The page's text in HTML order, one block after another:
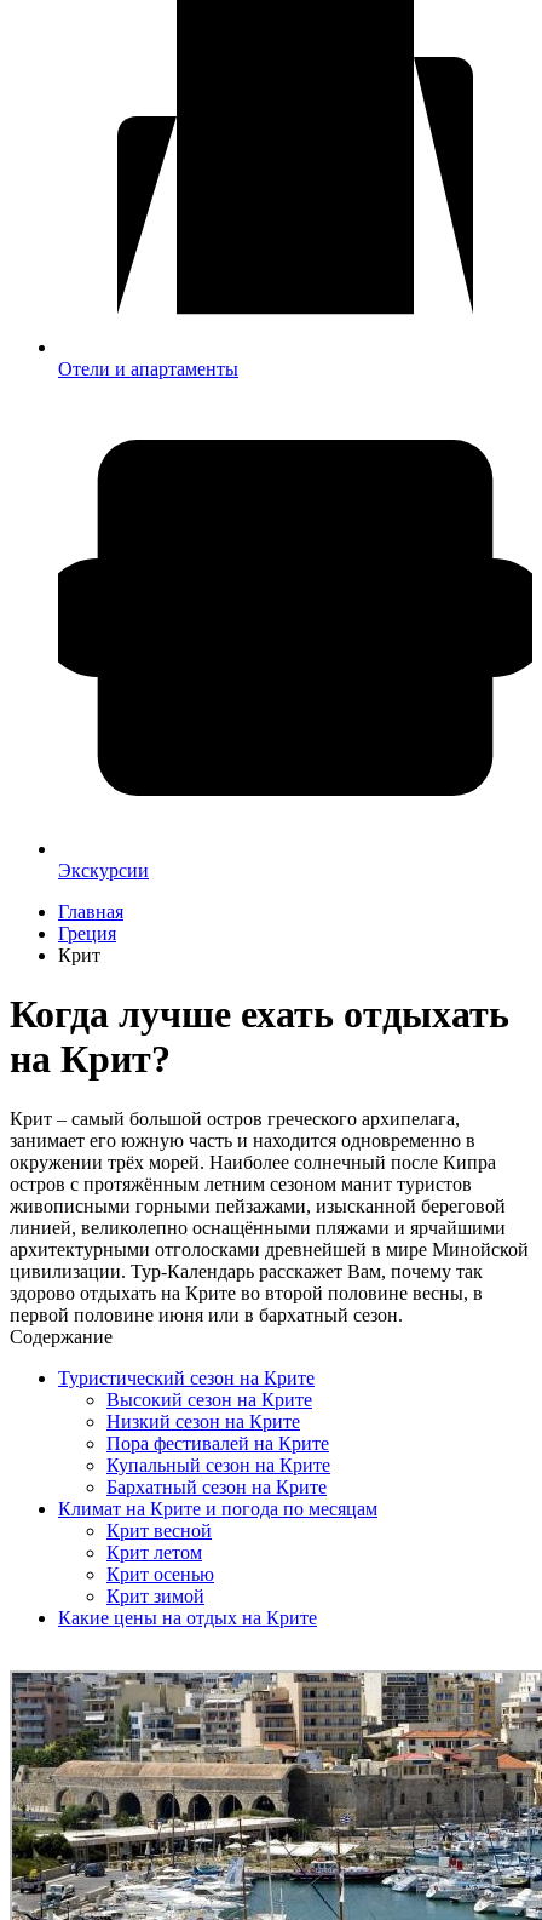
Отели и апартаменты
Экскурсии
Главная
Греция
Крит
Когда лучше ехать отдыхать
на Крит?
Крит – самый большой остров греческого архипелага,
занимает его южную часть и находится одновременно в
окружении трёх морей. Наиболее солнечный после Кипра
остров с протяжённым летним сезоном манит туристов
живописными горными пейзажами, изысканной береговой
линией, великолепно оснащёнными пляжами и ярчайшими
архитектурными отголосками древнейшей в мире Минойской
цивилизации. Тур-Календарь расскажет Вам, почему так
здорово отдыхать на Крите во второй половине весны, в
первой половине июня или в бархатный сезон.
Содержание
Туристический сезон на Крите
Высокий сезон на Крите
Низкий сезон на Крите
Пора фестивалей на Крите
Купальный сезон на Крите
Бархатный сезон на Крите
Климат на Крите и погода по месяцам
Крит весной
Крит летом
Крит осенью
Крит зимой
Какие цены на отдых на Крите